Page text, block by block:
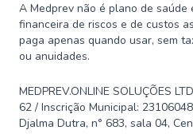
A Medprev não é plano de
financeira de riscos e de custos
paga apenas quando usar, sem
ou anuidades.
MEDPREV.ONLINE SOLUÇÕES
62 / Inscrição Municipal:
Djalma Dutra, n° 683, sala 04,